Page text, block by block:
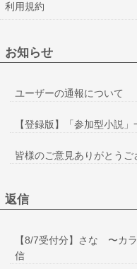
利用規約
お知らせ
ユーザーの通報について
【登録版】「参加型小説
皆様のご意見ありがとうご
返信
【8/7受付分】さな 〜カ
信